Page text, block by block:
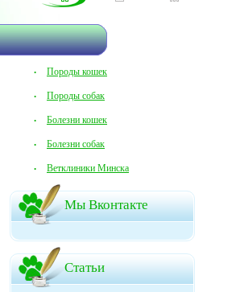
Породы кошек
Породы собак
Болезни кошек
Болезни собак
Ветклиники Минска
Мы Вконтакте
Статьи